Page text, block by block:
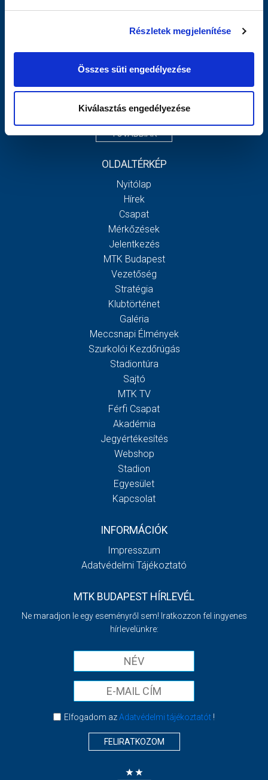
Részletek megjelenítése
Összes süti engedélyezése
Kiválasztás engedélyezése
JÓVÁHAGYÓ HATÁROZAT
Kiegészítő Melléklet, Könyvvizsgálói Jelentés
MTK HUNGÁRIA FC_SFP_KERELEM_2022-2023
MTK HUNGÁRIA FC_SFP 2022-2023 MLSZ
MTK HUNGÁRIA FC - TAO SFP 23-24 Határozat
TOVÁBBIAK
OLDALTÉRKÉP
Nyitólap
Hírek
Csapat
Mérkőzések
Jelentkezés
MTK Budapest
Vezetőség
Stratégia
Klubtörténet
Galéria
Meccsnapi Élmények
Szurkolói Kezdőrúgás
Stadiontúra
Sajtó
MTK TV
Férfi Csapat
Akadémia
Jegyértékesítés
Webshop
Stadion
Egyesület
Kapcsolat
INFORMÁCIÓK
Impresszum
Adatvédelmi Tájékoztató
MTK BUDAPEST HÍRLEVÉL
Ne maradjon le egy eseményről sem! Iratkozzon fel ingyenes
hírlevelünkre:
Elfogadom azAdatvédelmi tájékoztatót!
FELIRATKOZOM